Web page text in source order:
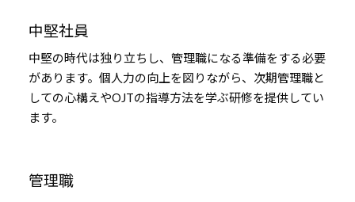
中堅社員
中堅の時代は独り立ちし、管理職になる準備をする必要
があります。個人力の向上を図りながら、次期管理職と
しての心構えやOJTの指導方法を学ぶ研修を提供してい
ます。
管理職